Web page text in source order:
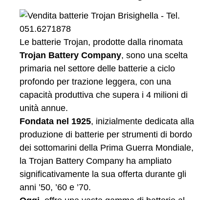
Le batterie Trojan, prodotte dalla rinomata
Trojan Battery Company, sono una scelta
primaria nel settore delle batterie a ciclo
profondo per trazione leggera, con una
capacità produttiva che supera i 4 milioni di
unità annue.
Fondata nel 1925, inizialmente dedicata alla
produzione di batterie per strumenti di bordo
dei sottomarini della Prima Guerra Mondiale,
la Trojan Battery Company ha ampliato
significativamente la sua offerta durante gli
anni ’50, ’60 e ’70.